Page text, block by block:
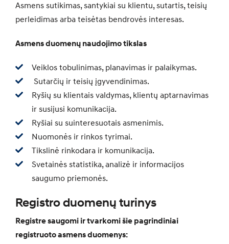
Asmens sutikimas, santykiai su klientu, sutartis, teisių
perleidimas arba teisėtas bendrovės interesas.
Asmens duomenų naudojimo tikslas
Veiklos tobulinimas, planavimas ir palaikymas.
Sutarčių ir teisių įgyvendinimas.
Ryšių su klientais valdymas, klientų aptarnavimas
ir susijusi komunikacija.
Ryšiai su suinteresuotais asmenimis.
Nuomonės ir rinkos tyrimai.
Tikslinė rinkodara ir komunikacija.
Svetainės statistika, analizė ir informacijos
saugumo priemonės.
Registro duomenų turinys
Registre saugomi ir tvarkomi šie pagrindiniai
registruoto asmens duomenys: